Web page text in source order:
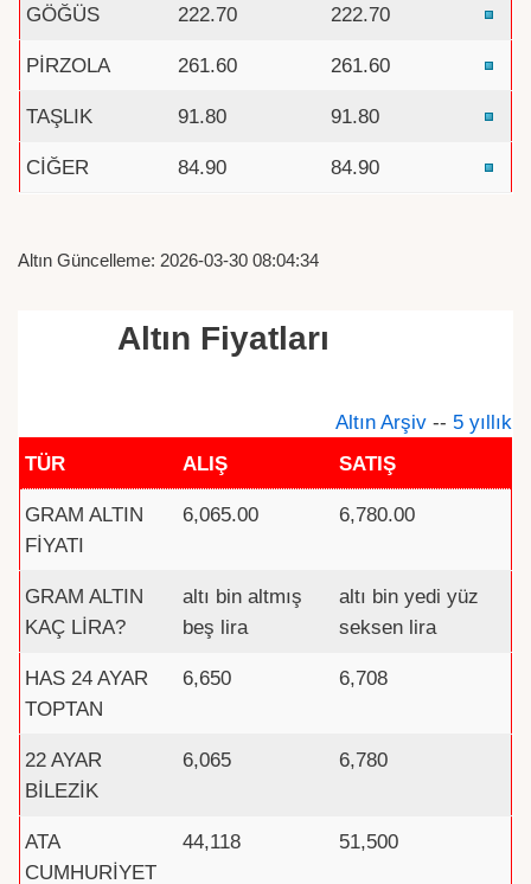
GÖĞÜS 222.70 222.70
PİRZOLA 261.60 261.60
TAŞLIK 91.80 91.80
CİĞER 84.90 84.90
Altın Güncelleme: 2026-03-30 08:04:34
Altın Fiyatları
Altın Arşiv -- 5 yıllık
TÜR
ALIŞ SATIŞ
GRAM ALTIN
FİYATI
6,065.00 6,780.00
GRAM ALTIN
KAÇ LİRA?
altı bin altmış
beş lira
altı bin yedi yüz
seksen lira
HAS 24 AYAR
TOPTAN
6,650 6,708
22 AYAR
BİLEZİK
6,065 6,780
ATA
CUMHURİYET
44,118 51,500